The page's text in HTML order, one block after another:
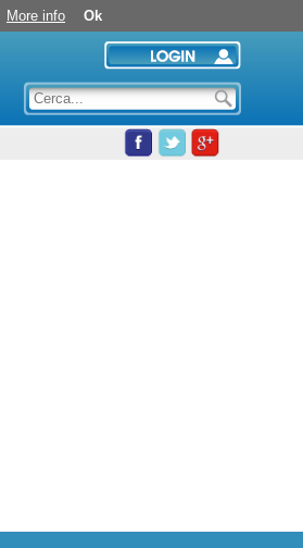
More info Ok